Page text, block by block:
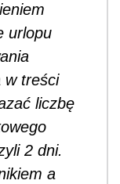
urlopu
w treści
liczbę
2 dni.
a